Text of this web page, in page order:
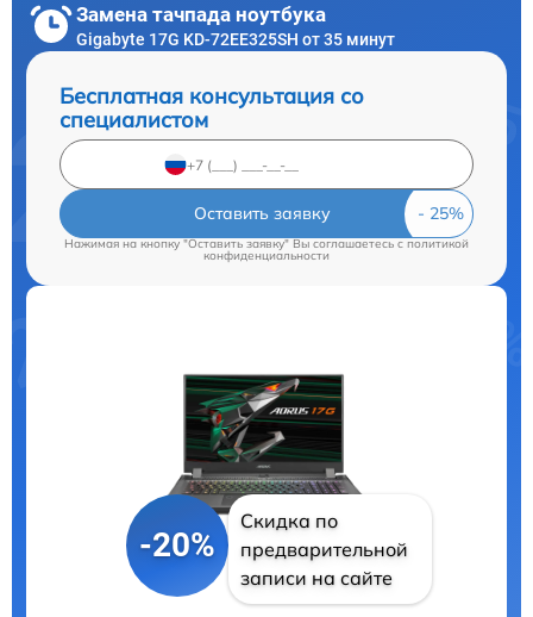
Замена тачпада ноутбука
Gigabyte 17G KD-72EE325SH от 35 минут
Бесплатная консультация со
специалистом
Оставить заявку
Нажимая на кнопку "Оставить заявку" Вы соглашаетесь c политикой
конфиденциальности
-20%
Скидка по
предварительной
записи на сайте